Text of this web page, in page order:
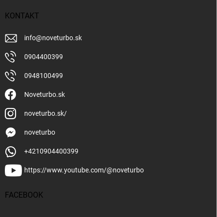
KONTAKT
info@noveturbo.sk
0904400399
0948100499
Noveturbo.sk
noveturbo.sk/
noveturbo
+4210904400399
https://www.youtube.com/@noveturbo
FACEBOOK